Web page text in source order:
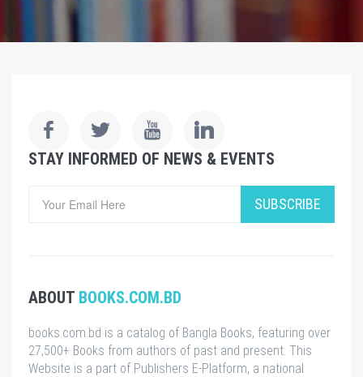
STAY INFORMED OF NEWS & EVENTS
SUBSCRIBE
ABOUT BOOKS.COM.BD
books.com.bd is a catalog of Bangla Books, featuring over
27,500+ Books from authors of past and present. This
Website is a part of Publishers E-Platform, a national